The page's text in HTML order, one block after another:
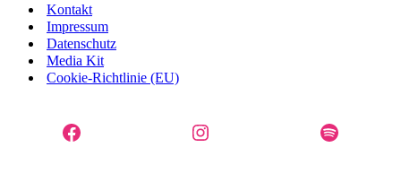
Kontakt
Impressum
Datenschutz
Media Kit
Cookie-Richtlinie (EU)
Facebook Instagram Spotify